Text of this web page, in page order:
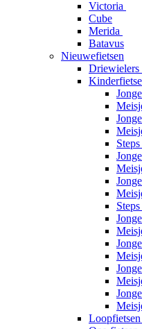
Victoria
Cube
Merida
Batavus
Nieuwefietsen
Driewielers